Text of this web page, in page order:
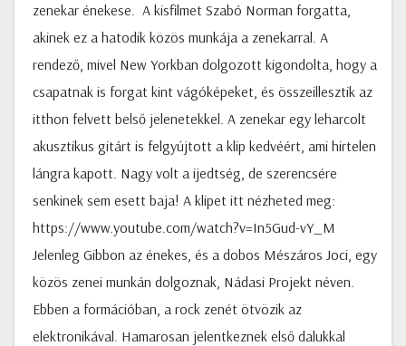
zenekar énekese. A kisfilmet Szabó Norman forgatta,
akinek ez a hatodik közös munkája a zenekarral. A
rendező, mivel New Yorkban dolgozott kigondolta, hogy a
csapatnak is forgat kint vágóképeket, és összeillesztik az
itthon felvett belső jelenetekkel. A zenekar egy leharcolt
akusztikus gitárt is felgyújtott a klip kedvéért, ami hirtelen
lángra kapott. Nagy volt a ijedtség, de szerencsére
senkinek sem esett baja! A klipet itt nézheted meg:
https://www.youtube.com/watch?v=In5Gud-vY_M
Jelenleg Gibbon az énekes, és a dobos Mészáros Joci, egy
közös zenei munkán dolgoznak, Nádasi Projekt néven.
Ebben a formációban, a rock zenét ötvözik az
elektronikával. Hamarosan jelentkeznek első dalukkal